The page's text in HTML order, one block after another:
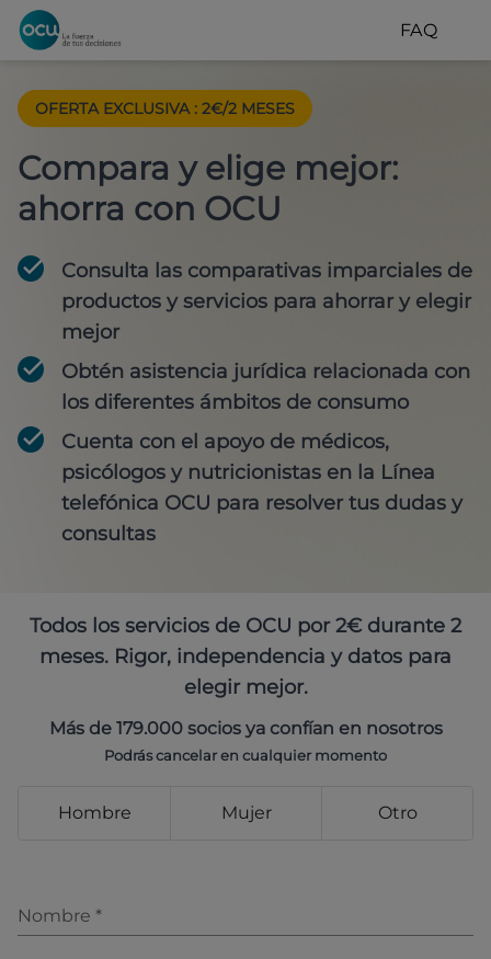
FAQ
OFERTA EXCLUSIVA : 2€/2 MESES
Compara y elige mejor:
ahorra con OCU
Consulta las comparativas imparciales de
productos y servicios para ahorrar y elegir
mejor
Obtén asistencia jurídica relacionada con
los diferentes ámbitos de consumo
Cuenta con el apoyo de médicos,
psicólogos y nutricionistas en la Línea
telefónica OCU para resolver tus dudas y
consultas
Todos los servicios de OCU por 2€ durante 2
meses. Rigor, independencia y datos para
elegir mejor.
Más de 179.000 socios ya confían en nosotros
Podrás cancelar en cualquier momento
Hombre Mujer Otro
Nombre *